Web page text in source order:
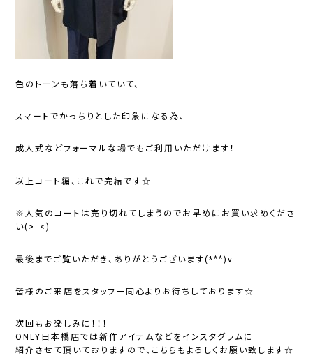
色のトーンも落ち着いていて、
スマートでかっちりとした印象になる為、
成人式などフォーマルな場でもご利用いただけます！
以上コート編、これで完結です☆
※人気のコートは売り切れてしまうのでお早めにお買い求めくださ
い(>_<)
最後までご覧いただき、ありがとうございます(*^^)v
皆様のご来店をスタッフ一同心よりお待ちしております☆
次回もお楽しみに！！！
ONLY日本橋店では新作アイテムなどをインスタグラムに
紹介させて頂いておりますので、こちらもよろしくお願い致します☆